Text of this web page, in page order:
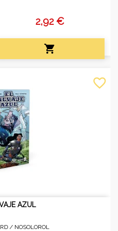
2,92 €

AZUL
/ NOSOLOROL
favorite_border